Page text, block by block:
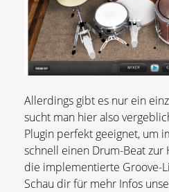
Allerdings gibt es nur ein
sucht man hier also
Plugin perfekt geeignet, um
schnell einen Drum-Beat zur
die implementierte Groove-
Schau dir für mehr Infos